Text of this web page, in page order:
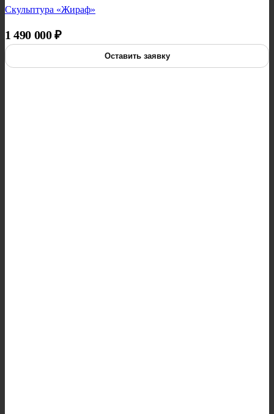
Скульптура «Жираф»
1 490 000₽
Оставить заявку